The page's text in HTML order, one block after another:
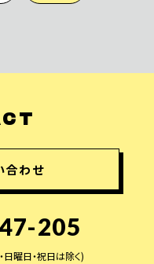
合わせ
205
曜日・祝日は除く)